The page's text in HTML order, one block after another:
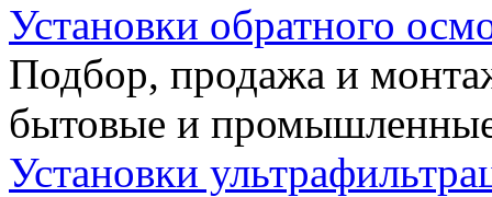
Установки обратного
Подбор, продажа и
бытовые и
Установки